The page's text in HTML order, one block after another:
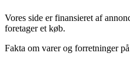
Vores side er finansieret af
foretager et køb.
Fakta om varer og forretninger